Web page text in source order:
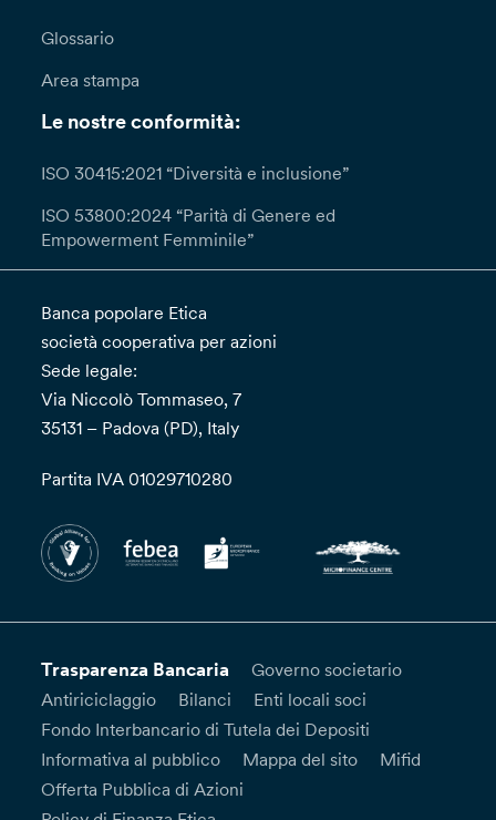
Glossario
Area stampa
Le nostre conformità:
ISO 30415:2021 “Diversità e inclusione”
ISO 53800:2024 “Parità di Genere ed
Empowerment Femminile”
Banca popolare Etica
società cooperativa per azioni
Sede legale:
Via Niccolò Tommaseo, 7
35131 – Padova (PD), Italy
Partita IVA 01029710280
Trasparenza Bancaria
Governo societario
Antiriciclaggio
Bilanci
Enti locali soci
Fondo Interbancario di Tutela dei Depositi
Informativa al pubblico
Mappa del sito
Mifid
Offerta Pubblica di Azioni